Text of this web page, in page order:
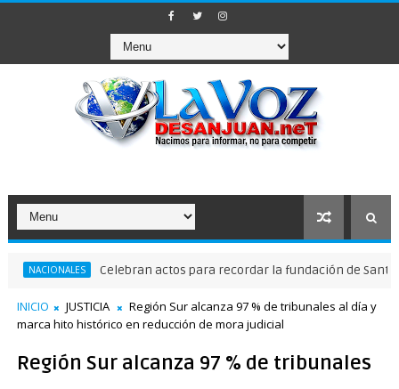
Celebran actos para recordar la fundación de Santo Domingo
INICIO JUSTICIA
Región Sur alcanza 97 % de tribunales al día y
marca hito histórico en reducción de mora judicial
Región Sur alcanza 97 % de tribunales